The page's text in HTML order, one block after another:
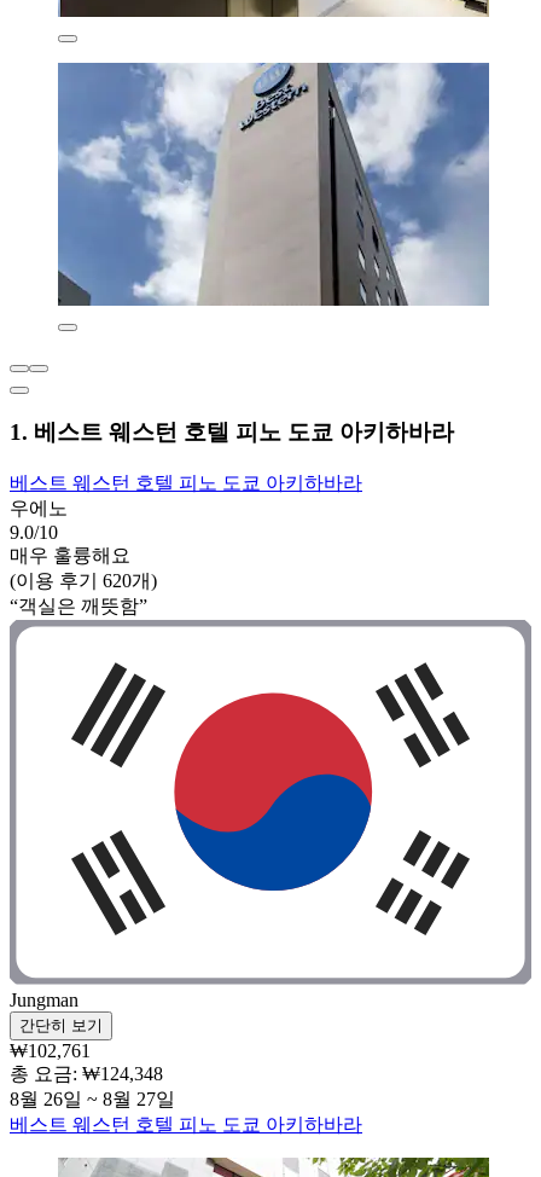
1. 베스트 웨스턴 호텔 피노 도쿄 아키하바라
베스트 웨스턴 호텔 피노 도쿄 아키하바라
우에노
9.0/10
매우 훌륭해요
(이용 후기 620개)
“객실은 깨뜻함”
Jungman
간단히 보기
₩102,761
총 요금: ₩124,348
8월 26일 ~ 8월 27일
베스트 웨스턴 호텔 피노 도쿄 아키하바라